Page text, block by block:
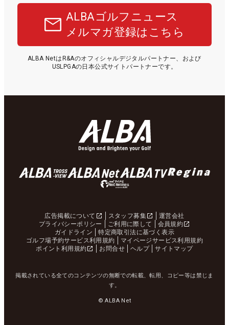
ALBAゴルフニュース
メルマガ登録はこちら
ALBA NetはR&Aのオフィシャルデジタルパートナー、および
USLPGAの日本公式サイトパートナーです。
広告掲載について スタッフ募集
運営会社
プライバシーポリシー
ご利用に際して
会員規約
ガイドライン
特定商取引法に基づく表示
ゴルフ場予約サービス利用規約
マイページサービス利用規約
ポイント利用規約
お問合せ ヘルプ サイトマップ
掲載されている全てのコンテンツの無断での転載、転用、コピー等は禁じま
す。
© ALBA Net